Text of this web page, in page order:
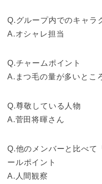
Q.グループ内でのキャラ
A.オシャレ担当
Q.チャームポイント
A.まつ毛の量が多いとこ
Q.尊敬している人物
A.菅田将暉さん
Q.他のメンバーと比べて
ールポイント
A.人間観察